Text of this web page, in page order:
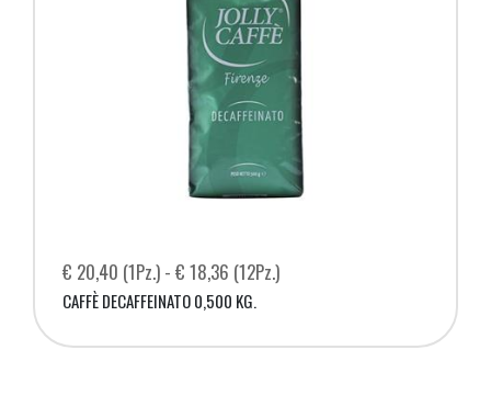
€ 20,40 (1Pz.) - € 18,36 (12Pz.)
CAFFÈ DECAFFEINATO 0,500 KG.